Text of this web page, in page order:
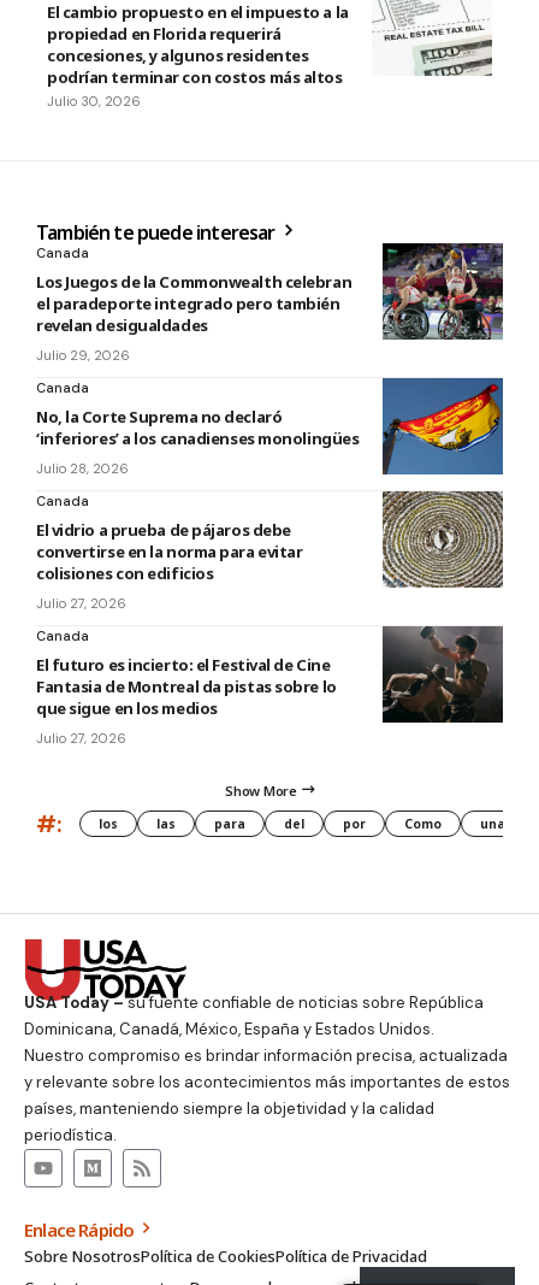
El cambio propuesto en el impuesto a la
propiedad en Florida requerirá
concesiones, y algunos residentes
podrían terminar con costos más altos
Julio 30, 2026
También te puede interesar
Canada
Los Juegos de la Commonwealth celebran
el paradeporte integrado pero también
revelan desigualdades
Julio 29, 2026
Canada
No, la Corte Suprema no declaró
‘inferiores’ a los canadienses monolingües
Julio 28, 2026
Canada
El vidrio a prueba de pájaros debe
convertirse en la norma para evitar
colisiones con edificios
Julio 27, 2026
Canada
El futuro es incierto: el Festival de Cine
Fantasia de Montreal da pistas sobre lo
que sigue en los medios
Julio 27, 2026
Show More
#: los las para del por Como una
USA Today –su fuente confiable de noticias sobre República
Dominicana, Canadá, México, España y Estados Unidos.
Nuestro compromiso es brindar información precisa, actualizada
y relevante sobre los acontecimientos más importantes de estos
países, manteniendo siempre la objetividad y la calidad
periodística.
Enlace Rápido
Sobre NosotrosPolítica de CookiesPolítica de Privacidad